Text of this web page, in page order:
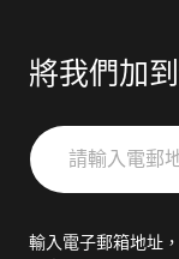
將我們加
請
輸
輸入電子郵箱地址